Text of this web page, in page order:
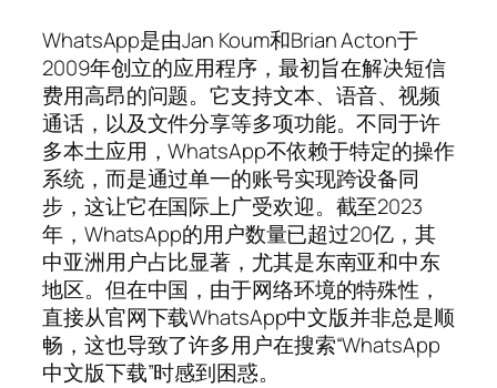
WhatsApp是由Jan Koum和Brian Acton于
2009年创立的应用程序，最初旨在解决短信
费用高昂的问题。它支持文本、语音、视频
通话，以及文件分享等多项功能。不同于许
多本土应用，WhatsApp不依赖于特定的操作
系统，而是通过单一的账号实现跨设备同
步，这让它在国际上广受欢迎。截至2023
年，WhatsApp的用户数量已超过20亿，其
中亚洲用户占比显著，尤其是东南亚和中东
地区。但在中国，由于网络环境的特殊性，
直接从官网下载WhatsApp中文版并非总是顺
畅，这也导致了许多用户在搜索“WhatsApp
中文版下载”时感到困惑。